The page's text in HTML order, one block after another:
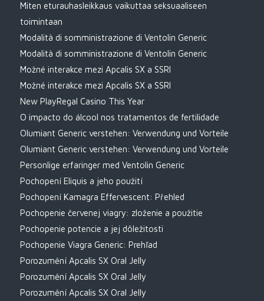
Miten eturauhasleikkaus vaikuttaa seksuaaliseen
toimintaan
Modalità di somministrazione di Ventolin Generic
Modalità di somministrazione di Ventolin Generic
Možné interakce mezi Apcalis SX a SSRI
Možné interakce mezi Apcalis SX a SSRI
New PlayRegal Casino This Year
O impacto do álcool nos tratamentos de fertilidade
Olumiant Generic verstehen: Verwendung und Vorteile
Olumiant Generic verstehen: Verwendung und Vorteile
Personlige erfaringer med Ventolin Generic
Pochopení Eliquis a jeho použití
Pochopení Kamagra Effervescent: Přehled
Pochopenie červenej viagry: zloženie a použitie
Pochopenie potencie a jej dôležitosti
Pochopenie Viagra Generic: Prehľad
Porozumění Apcalis SX Oral Jelly
Porozumění Apcalis SX Oral Jelly
Porozumění Apcalis SX Oral Jelly